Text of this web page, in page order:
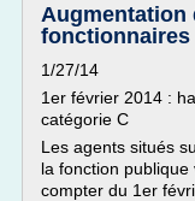
Augmentation
fonctionnaires
1/27/14
1er février 2014 :
catégorie C
Les agents situés
la fonction
compter du 1er